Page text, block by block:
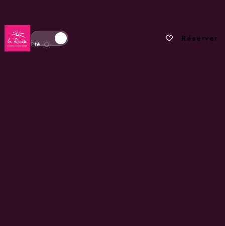
Retour à la page d'accueil
Basculer l'affichage en mode hiver
Eté
Vos favoris
Réserver